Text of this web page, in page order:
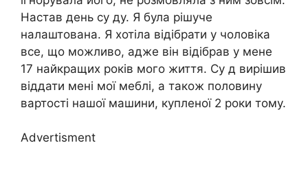
Настав день су ду. Я була рішуче
налаштована. Я хотіла відібрати у чоловіка
все, що можливо, адже він відібрав у мене
17 найкращих років мого життя. Су д вирішив
віддати мені мої меблі, а також половину
вартості нашої машини, купленої 2 роки тому.
Advertisment